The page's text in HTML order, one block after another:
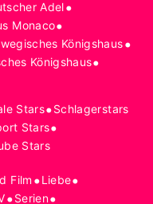
Adel•
Monaco•
Königshaus•
Königshaus•
Stars•Schlagerstars
Stars•
Stars
Film •Liebe•
•Serien•